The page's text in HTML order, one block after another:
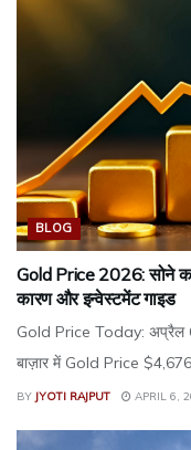
BLOG
Gold Price 2026: सोने
कारण और इन्वेस्टमेंट गाइड
Gold Price Today: अप्रैल
बाज़ार में Gold Price
BY JYOTI RAJPUT APRIL 6,